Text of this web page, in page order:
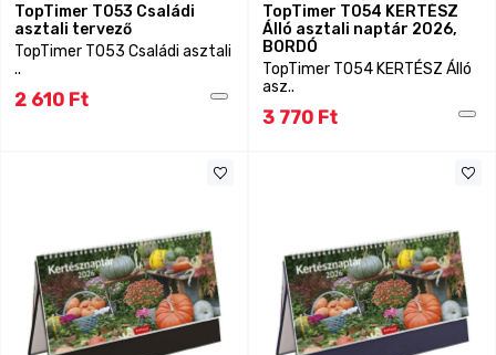
TopTimer T053 Családi
asztali tervező
TopTimer T053 Családi asztali
..
2 610 Ft
TopTimer T054 KERTÉSZ
Álló asztali naptár 2026,
BORDÓ
TopTimer T054 KERTÉSZ Álló
asz..
3 770 Ft